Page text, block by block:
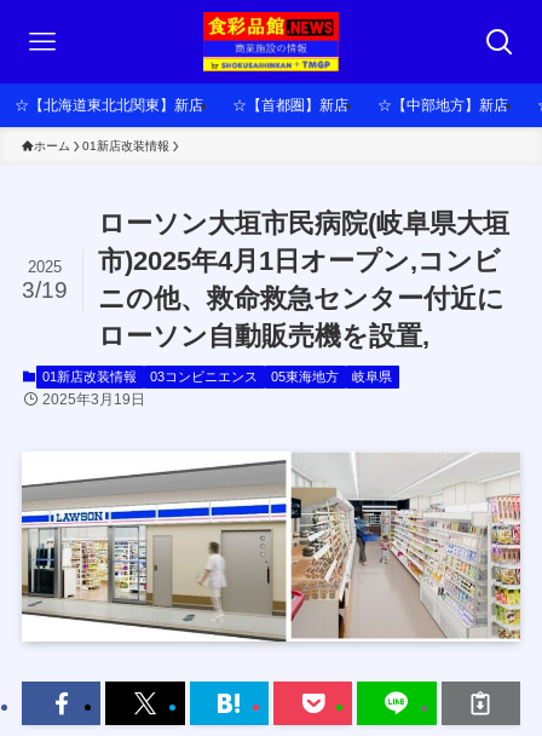
☆【北海道東北北関東】新店 ☆【首都圏】新店 ☆【中部地方】新店
ホーム 01新店改装情報
ローソン大垣市民病院(岐阜県大垣
市)2025年4月1日オープン,コンビ
ニの他、救命救急センター付近に
ローソン自動販売機を設置,
2025
3/19
01新店改装情報 03コンビニエンス 05東海地方 岐阜県
2025年3月19日